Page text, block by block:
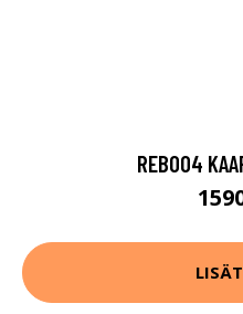
REB004